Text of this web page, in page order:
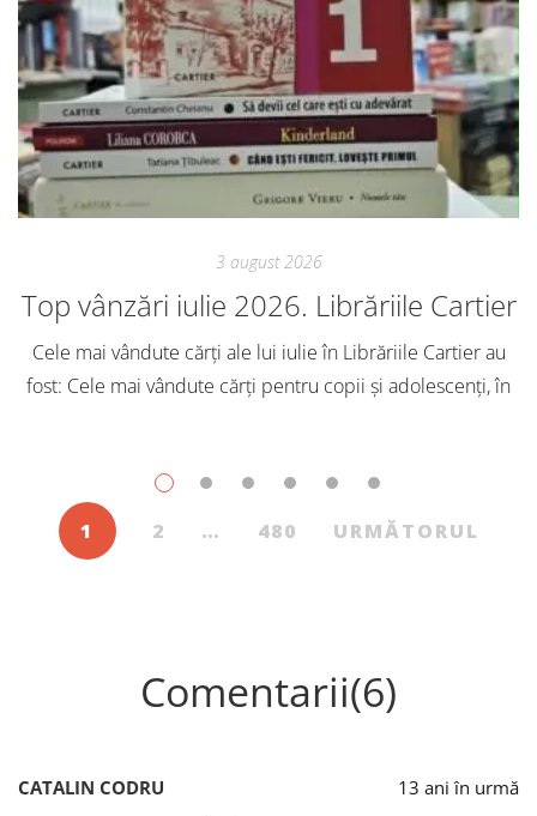
3 august 2026
Top vânzări iulie 2026. Librăriile Cartier
Cele mai vândute cărți ale lui iulie în Librăriile Cartier au
fost: Cele mai vândute cărți pentru copii și adolescenți, în
1 2 … 480 URMĂTORUL
Comentarii(6)
CATALIN CODRU 13 ani în urmă